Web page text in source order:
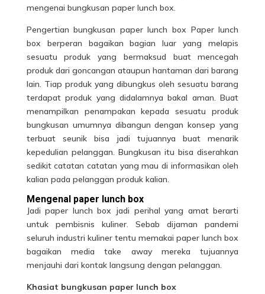
mengenai bungkusan paper lunch box.
Pengertian bungkusan paper lunch box Paper lunch
box berperan bagaikan bagian luar yang melapis
sesuatu produk yang bermaksud buat mencegah
produk dari goncangan ataupun hantaman dari barang
lain. Tiap produk yang dibungkus oleh sesuatu barang
terdapat produk yang didalamnya bakal aman. Buat
menampilkan penampakan kepada sesuatu produk
bungkusan umumnya dibangun dengan konsep yang
terbuat seunik bisa jadi tujuannya buat menarik
kepedulian pelanggan. Bungkusan itu bisa diserahkan
sedikit catatan catatan yang mau di informasikan oleh
kalian pada pelanggan produk kalian.
Mengenal paper lunch box
Jadipaper lunch box jadi perihal yang amat berarti
untuk pembisnis kuliner. Sebab dijaman pandemi
seluruh industri kuliner tentu memakai paper lunch box
bagaikan media take away mereka tujuannya
menjauhi dari kontak langsung dengan pelanggan.
Khasiat bungkusan paper lunch box